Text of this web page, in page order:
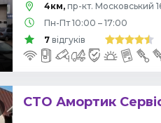
4км, пр-кт. Московський
Пн-Пт 10:00 – 17:00
7 відгуків
СТО Амортик